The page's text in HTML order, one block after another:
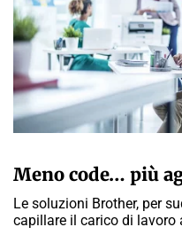
Meno code… più
Le soluzioni Brother, per
capillare il carico di lavoro